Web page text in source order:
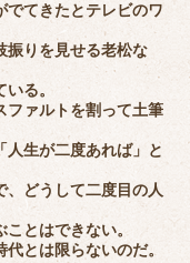
でてきたとテレビのワ
振りを見せる老松な
る。
ファルトを割って土筆
人生が二度あれば」と
、どうして二度目の人
とはできない。
とは限らないのだ。